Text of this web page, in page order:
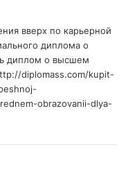
вверх по карьерной
диплома о
диплом о высшем
diplomass.com/kupit-
obrazovanii-dlya-